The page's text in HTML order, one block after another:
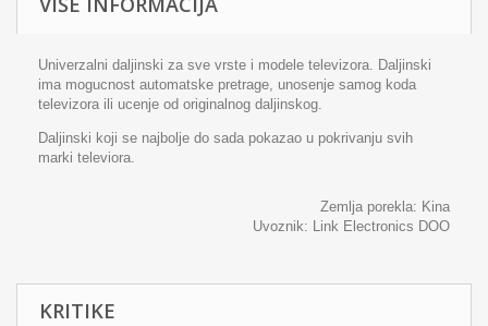
Univerzalni daljinski za sve vrste i modele televizora. Daljinski
ima mogucnost automatske pretrage, unosenje samog koda
televizora ili ucenje od originalnog daljinskog.
Daljinski koji se najbolje do sada pokazao u pokrivanju svih
marki televiora.
Zemlja porekla: Kina
Uvoznik: Link Electronics DOO
KRITIKE